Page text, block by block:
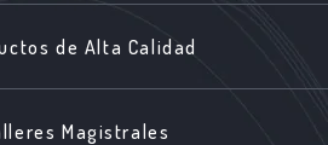
de Alta Calidad
Magistrales